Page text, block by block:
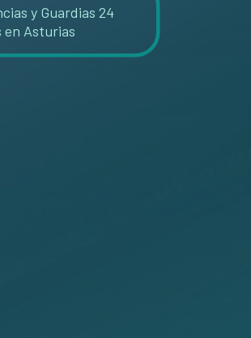
y Guardias 24
en Asturias